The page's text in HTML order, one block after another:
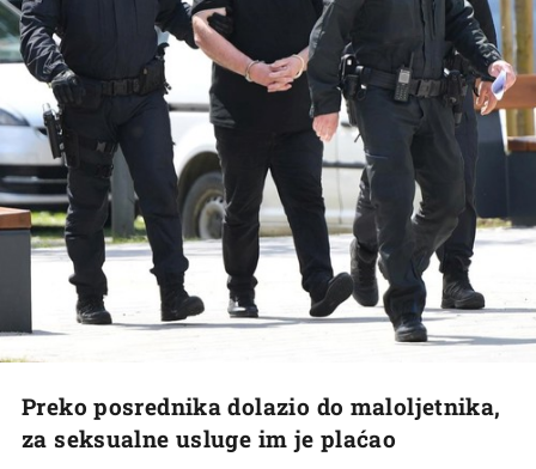
Preko posrednika dolazio do maloljetnika,
za seksualne usluge im je plaćao